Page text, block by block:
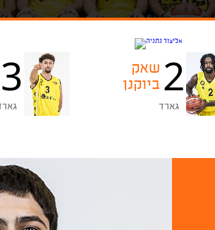
2 שאק
ביוקנן
גארד
3